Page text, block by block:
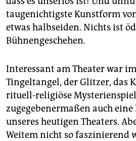
taugenichtigste Kunstform
etwas halbseiden. Nichts ist
Bühnengeschehen.
Interessant am Theater war
Tingeltangel, der Glitzer, das
rituell-religiöse
zugegebenermaßen auch
unseres heutigen Theaters.
Weitem nicht so faszinierend